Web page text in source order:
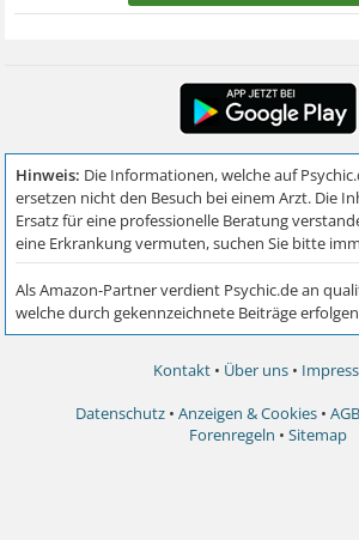
Kontakt • Über uns •
Datenschutz • Anzeigen & Cookies • AGB
Forenregeln • Sitemap